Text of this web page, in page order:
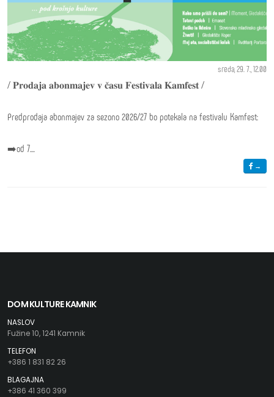
sreda, 29. 7., 12.00
/ 𝐏𝐫𝐨𝐝𝐚𝐣𝐚 𝐚𝐛𝐨𝐧𝐦𝐚𝐣𝐞𝐯 𝐯 𝐜̌𝐚𝐬𝐮 𝐅𝐞𝐬𝐭𝐢𝐯𝐚𝐥𝐚 𝐊𝐚𝐦𝐟𝐞𝐬𝐭 /
Predprodaja abonmajev za sezono 2026/27 bo potekala na festivalu Kamfest:
➡️od 7....
→
DOM KULTURE KAMNIK
NASLOV
Fužine 10, 1241 Kamnik
TELEFON
+386 1 831 82 26
BLAGAJNA
+386 41 360 399